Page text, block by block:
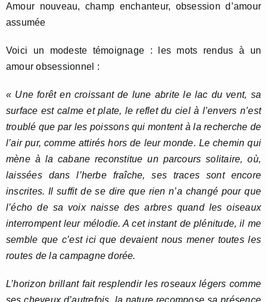
Amour nouveau, champ enchanteur, obsession d’amour
assumée
Voici un modeste témoignage : les mots rendus à un
amour obsessionnel :
« Une forêt en croissant de lune abrite le lac du vent, sa
surface est calme et plate, le reflet du ciel à l’envers n’est
troublé que par les poissons qui montent à la recherche de
l’air pur, comme attirés hors de leur monde. Le chemin qui
mène à la cabane reconstitue un parcours solitaire, où,
laissées dans l’herbe fraîche, ses traces sont encore
inscrites. Il suffit de se dire que rien n’a changé pour que
l’écho de sa voix naisse des arbres quand les oiseaux
interrompent leur mélodie. A cet instant de plénitude, il me
semble que c’est ici que devaient nous mener toutes les
routes de la campagne dorée.
L’horizon brillant fait resplendir les roseaux légers comme
ses cheveux d’autrefois, la nature recompose sa présence